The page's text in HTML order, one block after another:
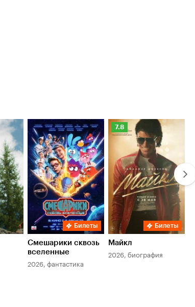
Билеты
Смешарики сквозь
вселенные
2026, фантастика
Рейтинг
Кинопоиска
7.8
Билеты
Майкл
2026, биография